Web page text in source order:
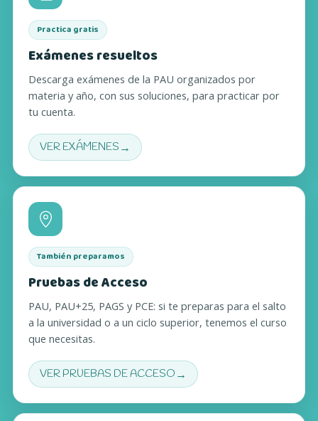
Practica gratis
Exámenes resueltos
Descarga exámenes de la PAU organizados por
materia y año, con sus soluciones, para practicar por
tu cuenta.
VER EXÁMENES →
(SE ABRE EN UNA PESTAÑA NUEVA)
También preparamos
Pruebas de Acceso
PAU, PAU+25, PAGS y PCE: si te preparas para el salto
a la universidad o a un ciclo superior, tenemos el curso
que necesitas.
VER PRUEBAS DE ACCESO →
(SE ABRE EN UNA PESTAÑA NUEVA)